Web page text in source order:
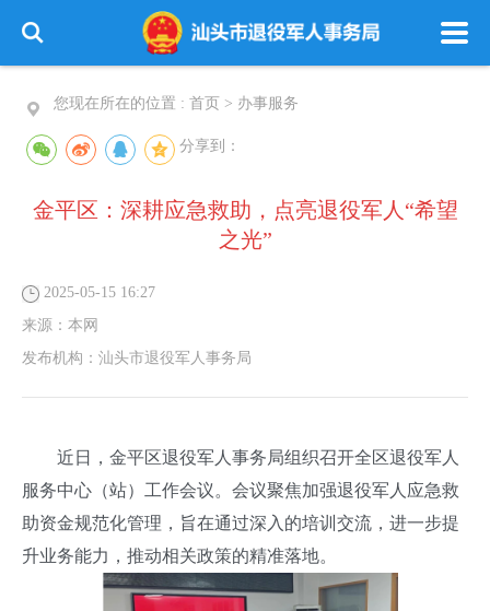
您现在所在的位置 : 首页 > 办事服务
分享到：
金平区：深耕应急救助，点亮退役军人“希望
之光”
2025-05-15 16:27
来源： 本网
发布机构： 汕头市退役军人事务局
近日，金平区退役军人事务局组织召开全区退役军人
服务中心（站）工作会议。会议聚焦加强退役军人应急救
助资金规范化管理，旨在通过深入的培训交流，进一步提
升业务能力，推动相关政策的精准落地。